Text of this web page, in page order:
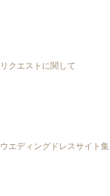
リクエストに関して
ウエディングドレスサイト集